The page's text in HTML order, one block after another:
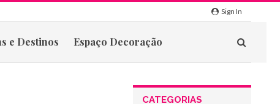
Sign In
e Destinos Espaço Decoração
CATEGORIAS